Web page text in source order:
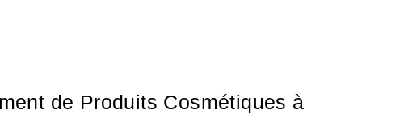
de Produits Cosmétiques à